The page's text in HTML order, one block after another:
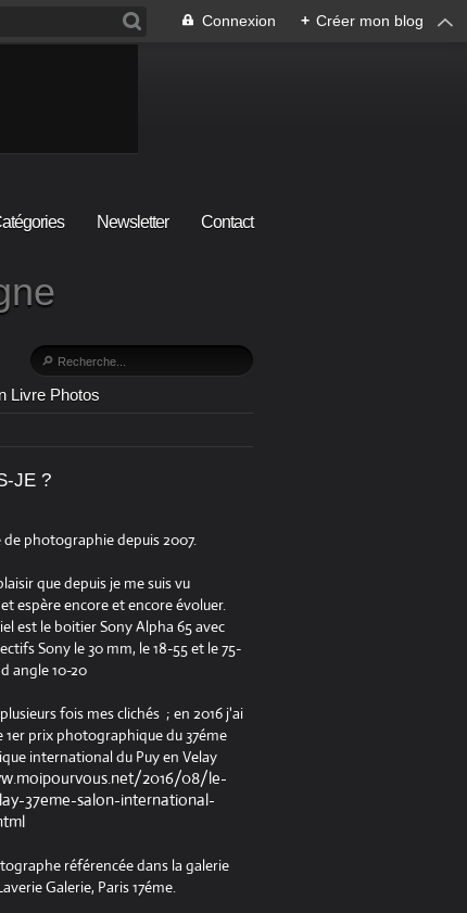
Connexion + Créer mon blog
Newsletter Contact
Livre Photos
JE ?
de photographie depuis 2007.
que depuis je me suis vu
espère encore et encore évoluer.
est le boitier Sony Alpha 65 avec
Sony le 30 mm, le 18-55 et le 75-
angle 10-20
fois mes clichés ; en 2016 j'ai
1er prix photographique du 37éme
international du Puy en Velay
2016/08/le-
37eme-salon-international-
référencée dans la galerie
Galerie, Paris 17éme.